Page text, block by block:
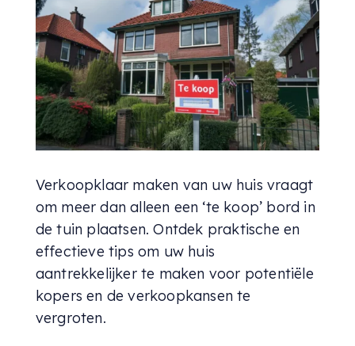
Verkoopklaar maken van uw huis vraagt
om meer dan alleen een ‘te koop’ bord in
de tuin plaatsen. Ontdek praktische en
effectieve tips om uw huis
aantrekkelijker te maken voor potentiële
kopers en de verkoopkansen te
vergroten.